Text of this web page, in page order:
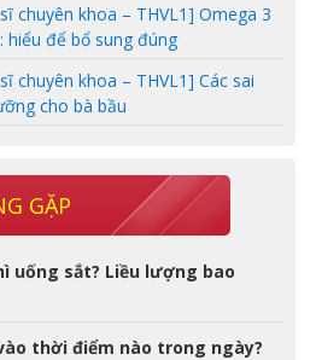
chuyên khoa – THVL1] Omega 3
hiểu để bổ sung đúng
chuyên khoa – THVL1] Các sai
cho bà bầu
GẶP
uống sắt? Liều lượng bao
thời điểm nào trong ngày?